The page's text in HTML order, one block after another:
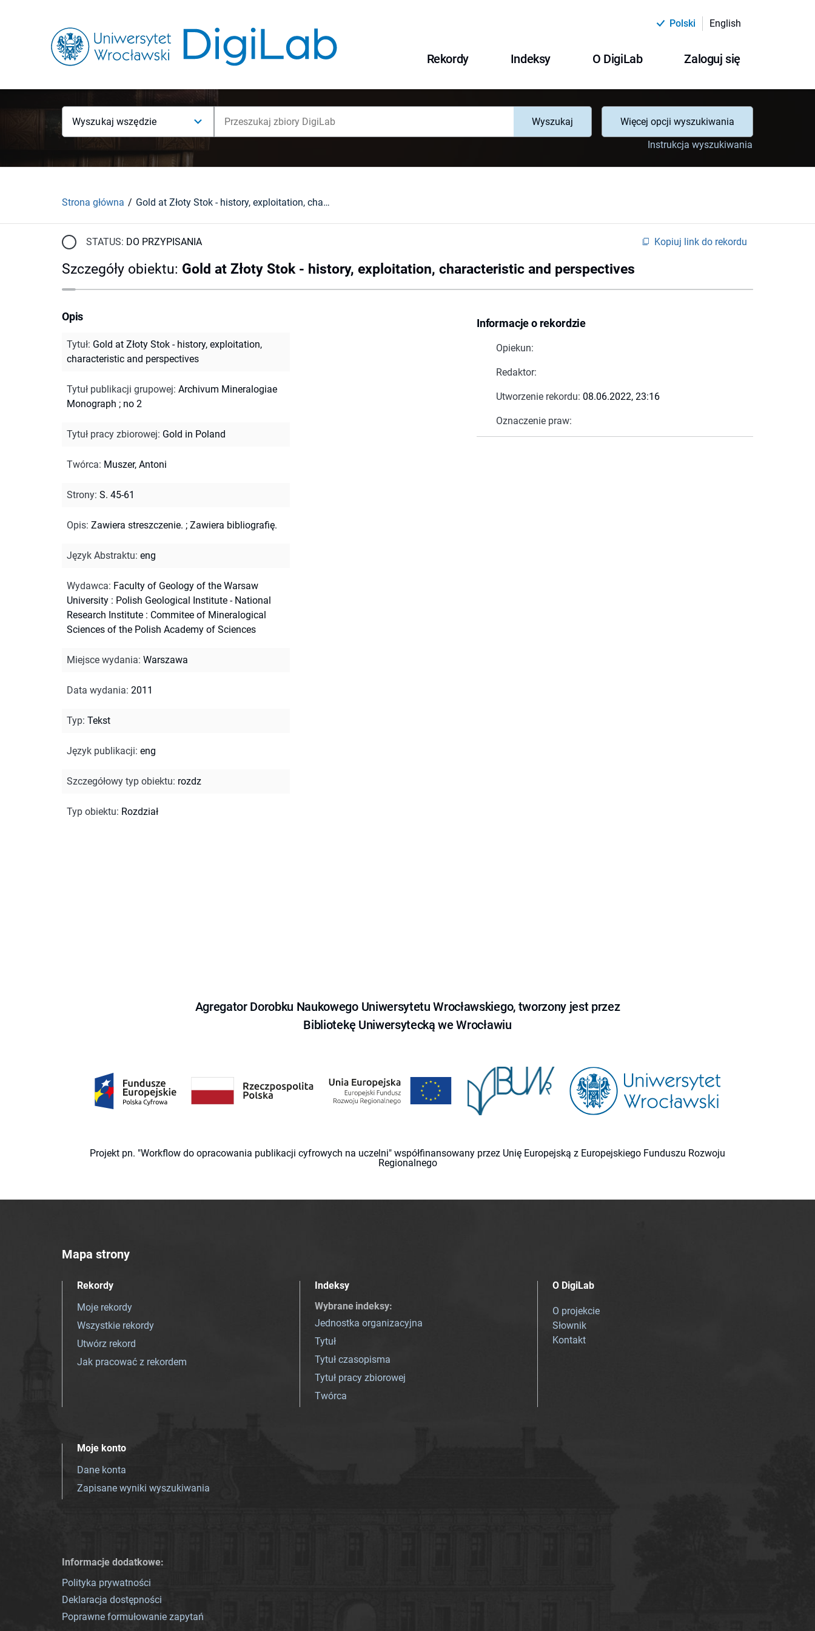
Polski English
Rekordy Indeksy O DigiLab Zaloguj się
Wyszukaj wszędzie Wyszukaj
Więcej opcji wyszukiwania
Instrukcja wyszukiwania
Strona główna Gold at Złoty Stok - history, exploitation, characteristic and perspectives
STATUS: DO PRZYPISANIA Kopiuj link do rekordu
Szczegóły obiektu: Gold at Złoty Stok - history, exploitation, characteristic and perspectives
Informacje o rekordzie
Opiekun:
Redaktor:
Utworzenie rekordu: 08.06.2022, 23:16
Oznaczenie praw:
Opis
Tytuł: Gold at Złoty Stok - history, exploitation,
characteristic and perspectives
Tytuł publikacji grupowej: Archivum Mineralogiae
Monograph ; no 2
Tytuł pracy zbiorowej: Gold in Poland
Twórca: Muszer, Antoni
Strony: S. 45-61
Opis: Zawiera streszczenie. ; Zawiera bibliografię.
Język Abstraktu: eng
Wydawca: Faculty of Geology of the Warsaw
University : Polish Geological Institute - National
Research Institute : Commitee of Mineralogical
Sciences of the Polish Academy of Sciences
Miejsce wydania: Warszawa
Data wydania: 2011
Typ: Tekst
Język publikacji: eng
Szczegółowy typ obiektu: rozdz
Typ obiektu: Rozdział
Agregator Dorobku Naukowego Uniwersytetu Wrocławskiego, tworzony jest przez
Bibliotekę Uniwersytecką we Wrocławiu
Projekt pn. "Workflow do opracowania publikacji cyfrowych na uczelni" współfinansowany przez Unię Europejską z Europejskiego Funduszu Rozwoju
Regionalnego
Mapa strony
Rekordy
Moje rekordy
Wszystkie rekordy
Utwórz rekord
Jak pracować z rekordem
Indeksy
Wybrane indeksy:
Jednostka organizacyjna
Tytuł
Tytuł czasopisma
Tytuł pracy zbiorowej
Twórca
O DigiLab
O projekcie
Słownik
Kontakt
Moje konto
Dane konta
Zapisane wyniki wyszukiwania
Informacje dodatkowe:
Polityka prywatności
Deklaracja dostępności
Poprawne formułowanie zapytań